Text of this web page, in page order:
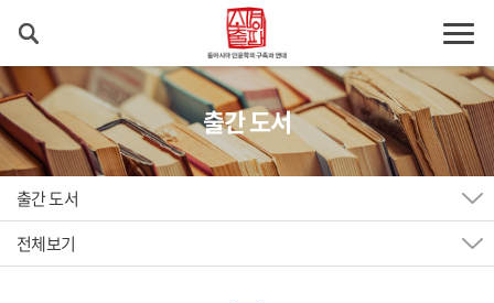
출간 도서
출간 도서
전체보기